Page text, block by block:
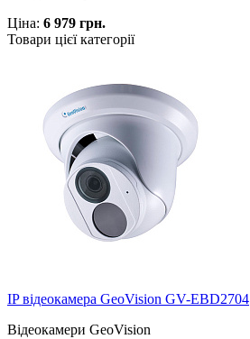
Ціна: 6 979 грн.
Товари цієї категорії
IP відеокамера GeoVision GV-EBD2704
Відеокамери GeoVision